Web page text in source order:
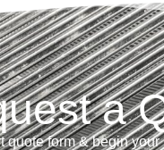
a
form & begin your